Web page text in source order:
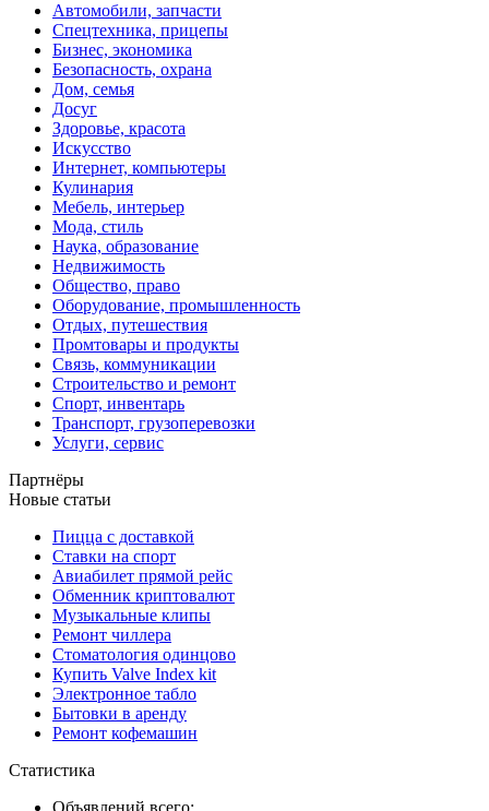
Автомобили, запчасти
Спецтехника, прицепы
Бизнес, экономика
Безопасность, охрана
Дом, семья
Досуг
Здоровье, красота
Искусство
Интернет, компьютеры
Кулинария
Мебель, интерьер
Мода, стиль
Наука, образование
Недвижимость
Общество, право
Оборудование, промышленность
Отдых, путешествия
Промтовары и продукты
Связь, коммуникации
Строительство и ремонт
Спорт, инвентарь
Транспорт, грузоперевозки
Услуги, сервис
Партнёры
Новые статьи
Пицца с доставкой
Ставки на спорт
Авиабилет прямой рейс
Обменник криптовалют
Музыкальные клипы
Ремонт чиллера
Стоматология одинцово
Купить Valve Index kit
Электронное табло
Бытовки в аренду
Ремонт кофемашин
Статистика
Объявлений всего: